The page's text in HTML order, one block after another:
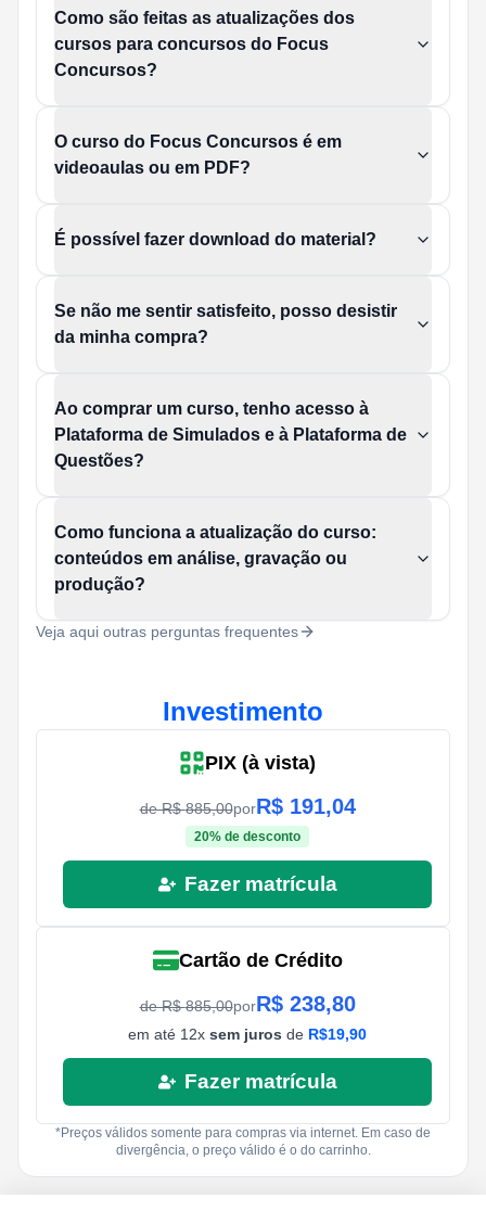
Como são feitas as atualizações dos
cursos para concursos do Focus
Concursos?
O curso do Focus Concursos é em
videoaulas ou em PDF?
É possível fazer download do material?
Se não me sentir satisfeito, posso desistir
da minha compra?
Ao comprar um curso, tenho acesso à
Plataforma de Simulados e à Plataforma de
Questões?
Como funciona a atualização do curso:
conteúdos em análise, gravação ou
produção?
Veja aqui outras perguntas frequentes
Investimento
PIX (à vista)
de R$885,00porR$ 191,04
20% de desconto
Fazer matrícula
Cartão de Crédito
de R$885,00porR$ 238,80
em até 12x sem juros de R$19,90
Fazer matrícula
*Preços válidos somente para compras via internet. Em caso de
divergência, o preço válido é o do carrinho.